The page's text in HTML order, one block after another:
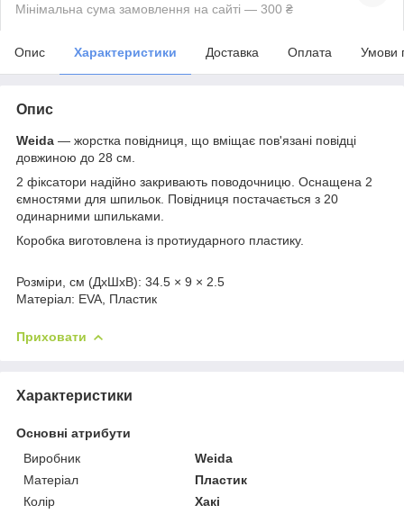
Мінімальна сума замовлення на сайті — 300 ₴
Опис Характеристики Доставка Оплата Умови
Опис
Weida — жорстка повідниця, що вміщає пов'язані повідці
довжиною до 28 см.
2 фіксатори надійно закривають поводочницю. Оснащена 2
ємностями для шпильок. Повідниця постачається з 20
одинарними шпильками.
Коробка виготовлена із протиударного пластику.
Розміри, см (ДхШхВ): 34.5 × 9 × 2.5
Матеріал: EVA, Пластик
Приховати
Характеристики
Основні атрибути
Виробник
Weida
Матеріал
Пластик
Колір
Хакі